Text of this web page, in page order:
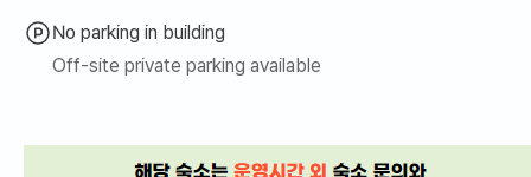
No parking in building
Off-site private parking available